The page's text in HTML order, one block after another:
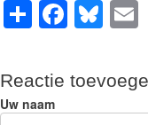
S
ar
e
F
c
e
Bl
e
sk
E
Reactie
Uw naam